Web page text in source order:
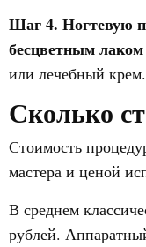
Шаг 4. Ногтевую
бесцветным лаком
или лечебный крем.
Сколько
Стоимость
мастера и ценой
В среднем
рублей.